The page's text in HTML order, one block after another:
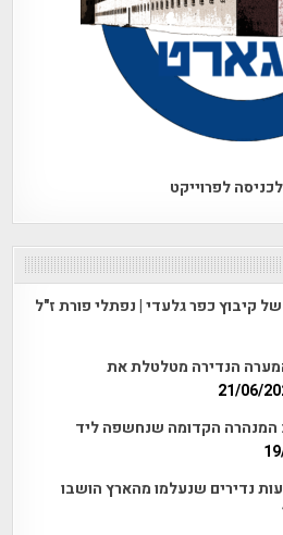
לפרוייקט
של קיבוץ כפר גלעדי | נפתלי פורת ז"ל
הנדירה מטלטלת את
21/06/
הקדומה שנחשפה ליד
נדירים שנעלמו מהארץ הושבו